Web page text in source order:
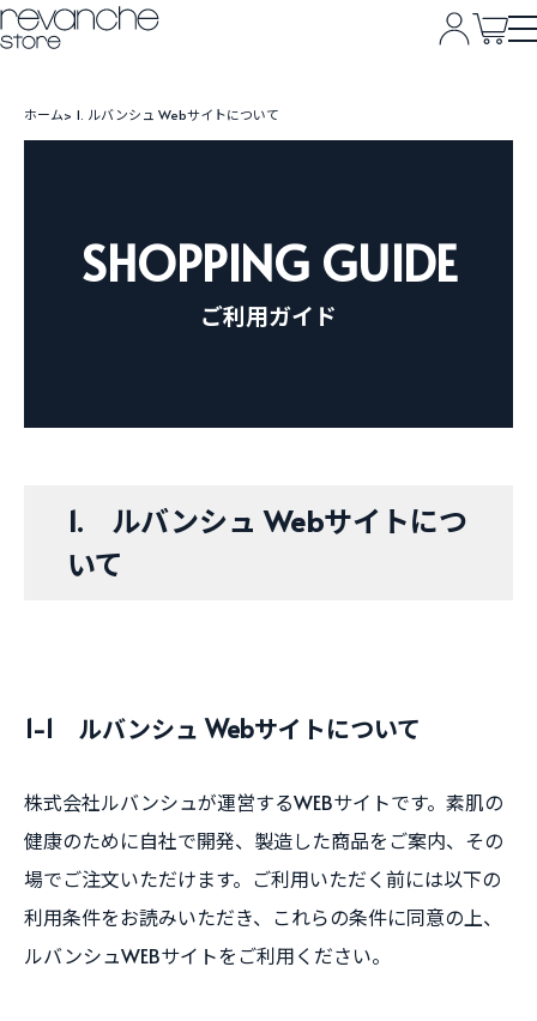
ホーム 1. ルバンシュ Webサイトについて
SHOPPING GUIDE
ご利用ガイド
1. ルバンシュ Webサイトにつ
いて
1-1 ルバンシュ Webサイトについて
株式会社ルバンシュが運営するWEBサイトです。素肌の
健康のために自社で開発、製造した商品をご案内、その
場でご注文いただけます。ご利用いただく前には以下の
利用条件をお読みいただき、これらの条件に同意の上、
ルバンシュWEBサイトをご利用ください。